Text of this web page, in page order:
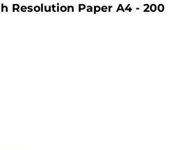
Resolution Paper A4 - 200